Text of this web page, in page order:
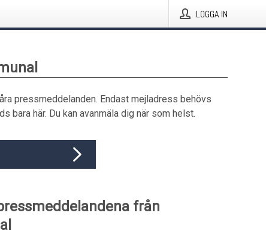
LOGGA IN
pressmeddelanden. Endast mejladress behövs
bara här. Du kan avanmäla dig när som helst.
från